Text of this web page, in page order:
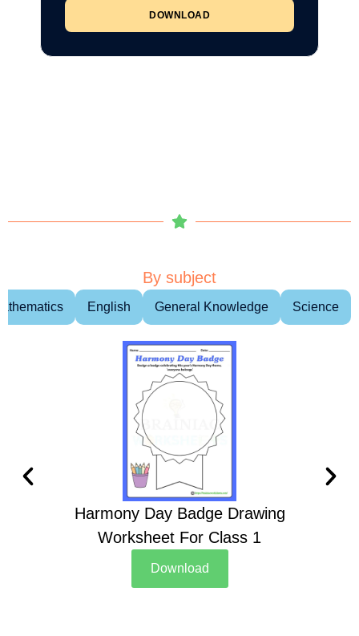
DOWNLOAD
By subject
English General Knowledge Science
Harmony Day Badge Drawing
Worksheet For Class 1
Download